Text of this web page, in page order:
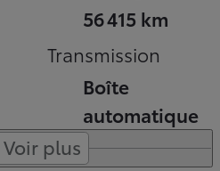
56 415 km
Transmission
Boîte
automatique
Voir plus